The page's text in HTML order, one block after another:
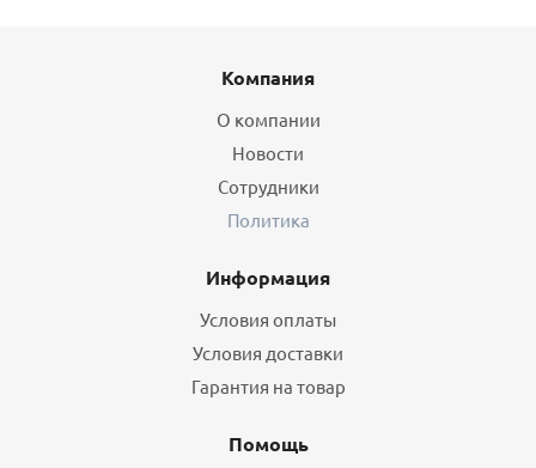
Компания
О компании
Новости
Сотрудники
Политика
Информация
Условия оплаты
Условия доставки
Гарантия на товар
Помощь